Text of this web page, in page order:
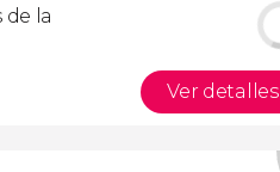
de la
Ver detalles